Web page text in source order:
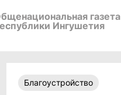
газета
Ингушетия
Благоустройство